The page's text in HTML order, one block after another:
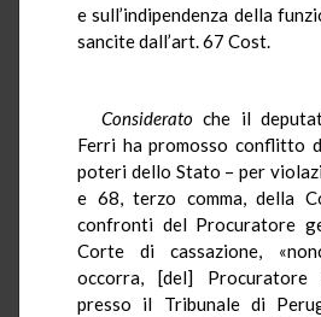
e sull’indipendenza della
sancite dall’art. 67 Cost.
Considerato che il
Ferri ha promosso conflitto
poteri dello Stato – per
e 68, terzo comma, della
confronti del Procuratore
Corte di cassazione,
occorra, [del] Procuratore
presso il Tribunale di